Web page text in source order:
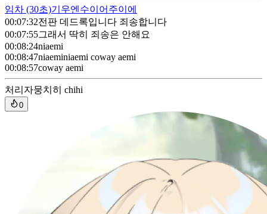
임차 (30초)기우엔수이어주이에
00:07:32전판 데드록입니다 죄송합니다
00:07:55그래서 딱히 죄송은 안해요
00:08:24niaemi
00:08:47niaeminiaemi coway aemi
00:08:57coway aemi
처리자뭉치히 chihi
0